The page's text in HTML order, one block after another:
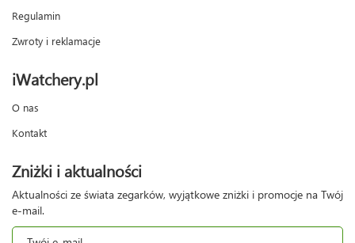
Regulamin
Zwroty i reklamacje
iWatchery.pl
O nas
Kontakt
Zniżki i aktualności
Aktualności ze świata zegarków, wyjątkowe zniżki i promocje na Twój
e-mail.